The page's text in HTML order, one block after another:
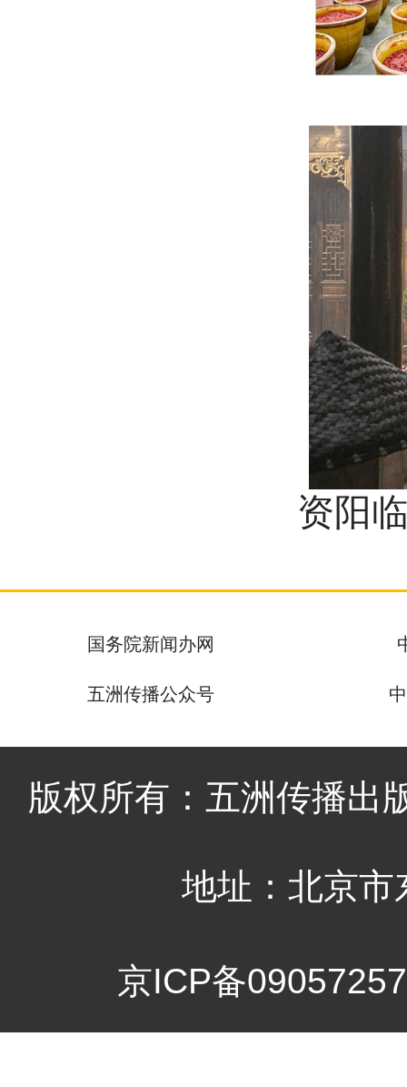
资阳
国务院新闻办网
五洲传播公众号
版权所有：五洲传播出
地址：北京市
京ICP备